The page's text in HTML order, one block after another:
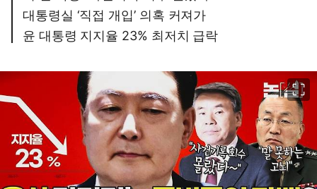
대통령실 ‘직접 개입’ 의혹 커져가
윤 대통령 지지율 23% 최저치 급락